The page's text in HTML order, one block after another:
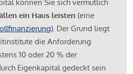
können Sie sich vermutlich
ein Haus leisten (eine
. Der Grund liegt
die Anforderung
10 oder 20 % der
Eigenkapital gedeckt sein